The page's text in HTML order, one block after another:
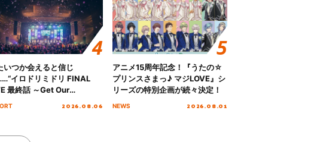
いつか会えると信じ
イロドリミドリ FINAL
最終話 ～Get Our
2026.08.06
アニメ15周年記念！『うたの☆
プリンスさまっ♪ マジLOVE』シ
リーズの特別企画が続々決定！
NEWS 2026.08.01